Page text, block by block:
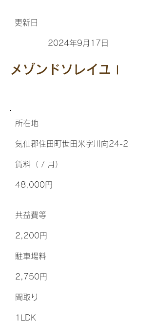
更新日
2024年9月17日
メゾンドソレイユⅠ
所在地
気仙郡住田町世田米字川向24-2
​賃料（ / 月）
48,000円
​共益費等
2,200円
​駐車場料
2,750円
間取り
1LDK